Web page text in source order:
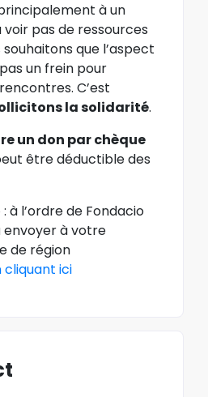
à un
pas de ressources
que l’aspect
un frein pour
C’est
la solidarité.
un don par chèque
être déductible des
à l’ordre de Fondacio
envoyer à votre
de région
cliquant ici